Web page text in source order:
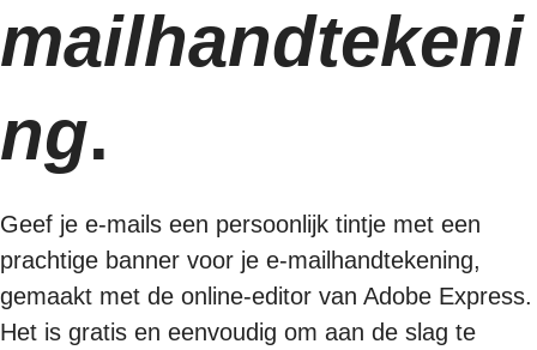
mailhandtekeni
ng.
Geef je e-mails een persoonlijk tintje met een
prachtige banner voor je e-mailhandtekening,
gemaakt met de online-editor van Adobe Express.
Het is gratis en eenvoudig om aan de slag te